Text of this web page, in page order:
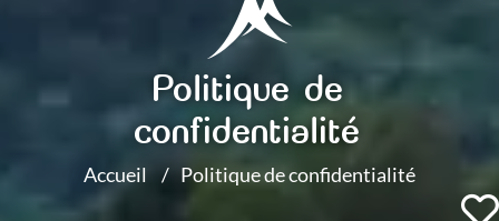
Politique de
confidentialité
Accueil Politique de confidentialité